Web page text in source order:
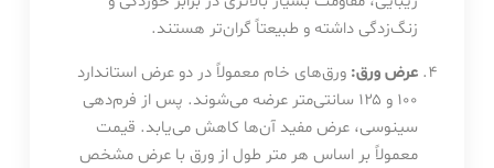
زنگ‌زدگی داشته و طبیعتاً گران‌تر هستند.
عرض ورق:ورق‌های خام معمولاً در دو عرض استاندارد
۱۰۰ و ۱۲۵ سانتی‌متر عرضه می‌شوند. پس از فرم‌دهی
سینوسی، عرض مفید آن‌ها کاهش می‌یابد. قیمت
معمولاً بر اساس هر متر طول از ورق با عرض مشخص